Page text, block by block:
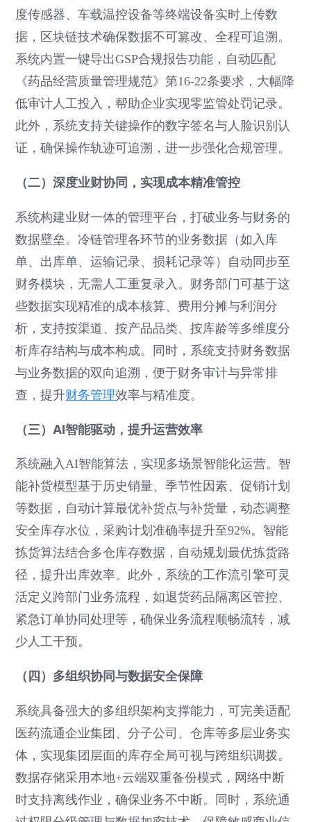
度传感器、车载温控设备等终端设备实时上传数
据，区块链技术确保数据不可篡改、全程可追溯。
系统内置一键导出GSP合规报告功能，自动匹配
《药品经营质量管理规范》第16-22条要求，大幅降
低审计人工投入，帮助企业实现零监管处罚记录。
此外，系统支持关键操作的数字签名与人脸识别认
证，确保操作轨迹可追溯，进一步强化合规管理。
（二）深度业财协同，实现成本精准管控
系统构建业财一体的管理平台，打破业务与财务的
数据壁垒。冷链管理各环节的业务数据（如入库
单、出库单、运输记录、损耗记录等）自动同步至
财务模块，无需人工重复录入。财务部门可基于这
些数据实现精准的成本核算、费用分摊与利润分
析，支持按渠道、按产品品类、按库龄等多维度分
析库存结构与成本构成。同时，系统支持财务数据
与业务数据的双向追溯，便于财务审计与异常排
查，提升财务管理效率与精准度。
（三）AI智能驱动，提升运营效率
系统融入AI智能算法，实现多场景智能化运营。智
能补货模型基于历史销量、季节性因素、促销计划
等数据，自动计算最优补货点与补货量，动态调整
安全库存水位，采购计划准确率提升至92%。智能
拣货算法结合多仓库存数据，自动规划最优拣货路
径，提升出库效率。此外，系统的工作流引擎可灵
活定义跨部门业务流程，如退货药品隔离区管控、
紧急订单协同处理等，确保业务流程顺畅流转，减
少人工干预。
（四）多组织协同与数据安全保障
系统具备强大的多组织架构支撑能力，可完美适配
医药流通企业集团、分子公司、仓库等多层业务实
体，实现集团层面的库存全局可视与跨组织调拨。
数据存储采用本地+云端双重备份模式，网络中断
时支持离线作业，确保业务不中断。同时，系统通